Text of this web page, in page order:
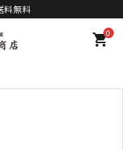
料無料
0
shopping_cart